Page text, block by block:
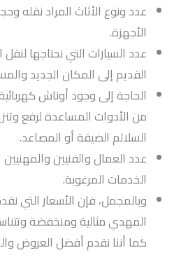
عدد ونوع الأثاث المراد نقله
الأجهزة.
عدد السيارات التي نحتاجها
القديم إلى المكان الجديد
الحاجة إلى وجود أوناش
من الأدوات المساعدة لرفع
السلالم الضيقة أو المصاعد.
عدد العمال والفنيين
الخدمات المرغوبة.
وبالمجمل، فإن الأسعار التي
المهدي مثالية ومنخفضة
كما أننا نقدم أفضل العروض